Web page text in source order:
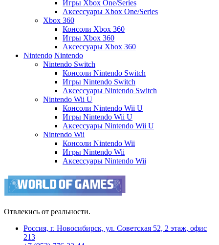
Игры Xbox One/Series
Аксессуары Xbox One/Series
Xbox 360
Консоли Xbox 360
Игры Xbox 360
Аксессуары Xbox 360
Nintendo Nintendo
Nintendo Switch
Консоли Nintendo Switch
Игры Nintendo Switch
Аксессуары Nintendo Switch
Nintendo Wii U
Консоли Nintendo Wii U
Игры Nintendo Wii U
Аксессуары Nintendo Wii U
Nintendo Wii
Консоли Nintendo Wii
Игры Nintendo Wii
Аксессуары Nintendo Wii
Отвлекись от реальности.
Россия, г. Новосибирск, ул. Советская 52, 2 этаж, офис
213